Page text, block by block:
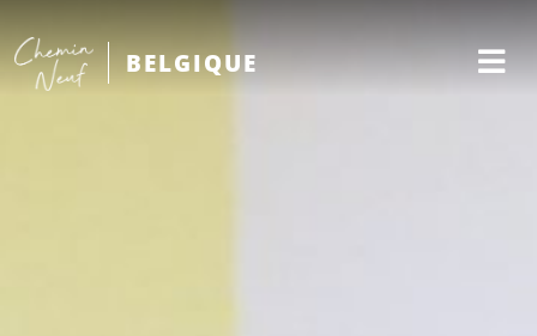
BELGIQUE